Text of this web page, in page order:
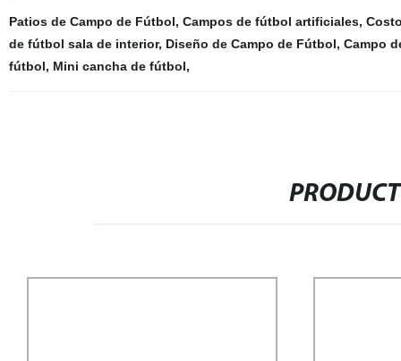
Patios de Campo de Fútbol, Campos de fútbol artificiales,
de fútbol sala de interior, Diseño de Campo de Fútbol, Campo
fútbol, Mini cancha de fútbol,